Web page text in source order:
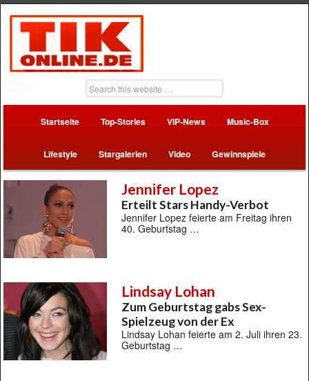
Startseite Top-Stories VIP-News Music-Box
Lifestyle Stargalerien Video Gewinnspiele
Jennifer Lopez
Erteilt Stars Handy-Verbot
Jennifer Lopez feierte am Freitag ihren
40. Geburtstag …
Lindsay Lohan
Zum Geburtstag gabs Sex-
Spielzeug von der Ex
Lindsay Lohan feierte am 2. Juli ihren 23.
Geburtstag …